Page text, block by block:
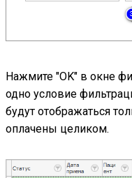
Нажмите "OK" в окне
одно условие
будут отображаться
оплачены целиком.